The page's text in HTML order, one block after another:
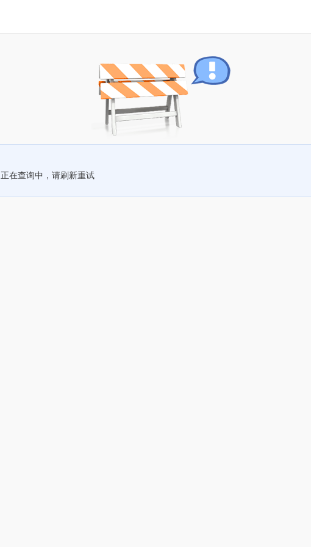
正在查询中，请刷新重试